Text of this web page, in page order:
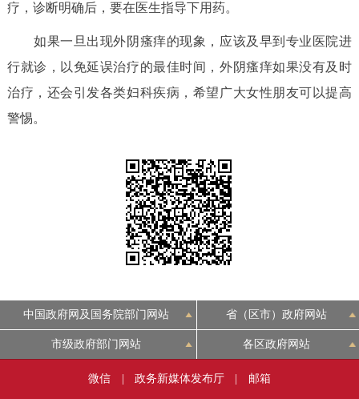
回到顶部
疗，诊断明确后，要在医生指导下用药。
如果一旦出现外阴瘙痒的现象，应该及早到专业医院进
行就诊，以免延误治疗的最佳时间，外阴瘙痒如果没有及时
治疗，还会引发各类妇科疾病，希望广大女性朋友可以提高
警惕。
中国政府网及国务院部门网站 省（区市）政府网站
市级政府部门网站 各区政府网站
微信 政务新媒体发布厅 邮箱